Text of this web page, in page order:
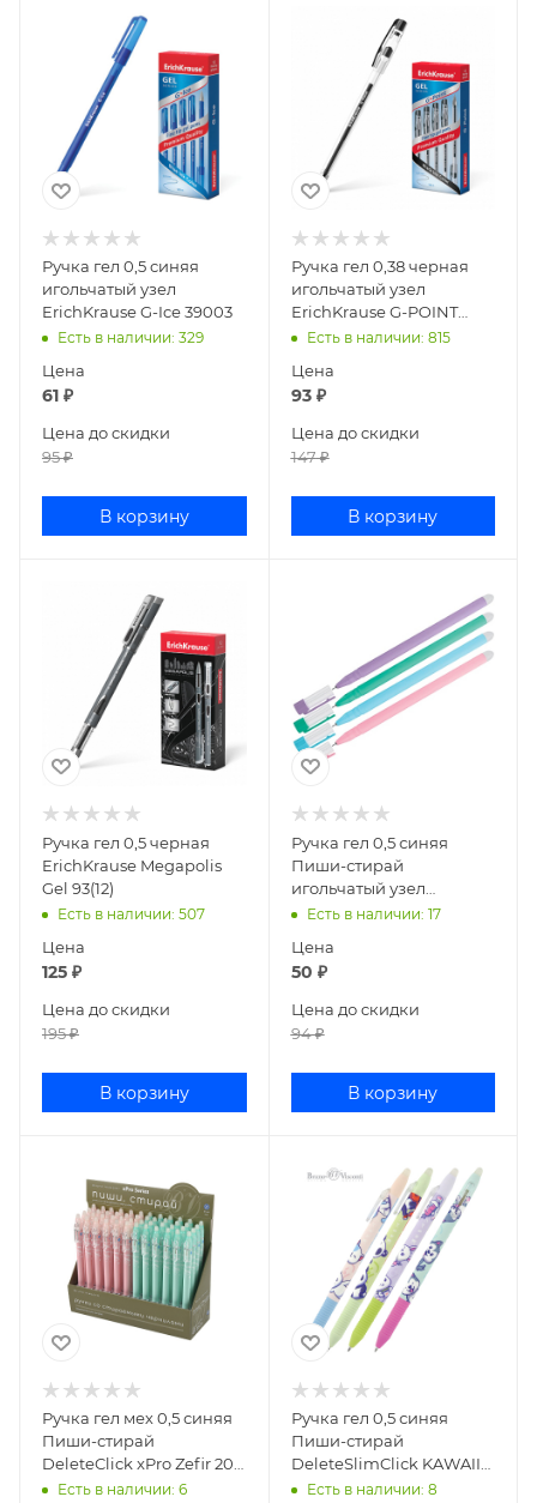
Ручка гел 0,5 синяя
игольчатый узел
ErichKrause G-Ice 39003
Есть в наличии: 329
Цена
61 ₽
Цена до скидки
95₽
В корзину
Ручка гел 0,38 черная
игольчатый узел
ErichKrause G-POINT
17628 (12)
Есть в наличии: 815
Цена
93₽
Цена до скидки
147₽
В корзину
Ручка гел 0,5 черная
ErichKrause Megapolis
Gel 93(12)
Есть в наличии: 507
Цена
125 ₽
Цена до скидки
195₽
В корзину
Ручка гел 0,5 синяя
Пиши-стирай
игольчатый узел
OfficeSpace Soda 282062
Есть в наличии: 17
Цена
50 ₽
Цена до скидки
94₽
В корзину
Ручка гел мех 0,5 синяя
Пиши-стирай
DeleteClick xPro Zefir 20-
-0320/51
Есть в наличии: 6
Ручка гел 0,5 синяя
Пиши-стирай
DeleteSlimClick KAWAII
ANIMALS 20-0321_11
Есть в наличии: 8